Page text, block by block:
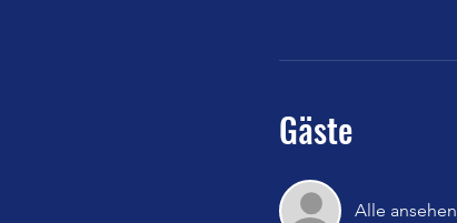
Gäste
Alle ansehen